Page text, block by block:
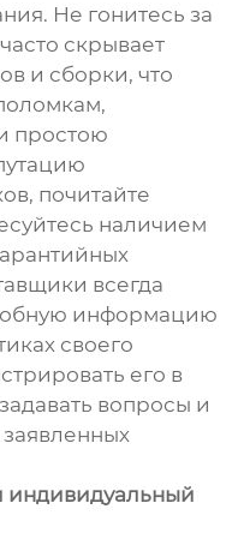
Не гонитесь за
скрывает
и сборки, что
простою
почитайте
наличием
всегда
информацию
своего
его в
вопросы и
индивидуальный